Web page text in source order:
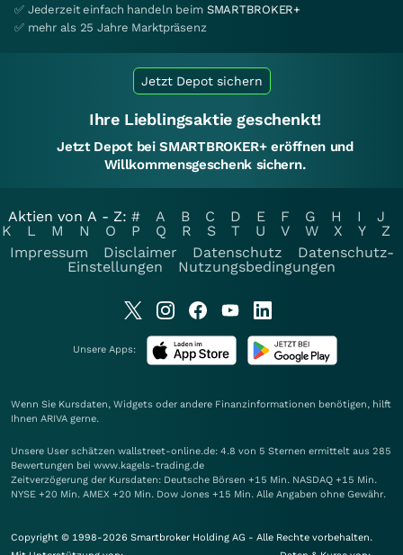
✅ Jederzeit einfach handeln beim SMARTBROKER+
✅ mehr als 25 Jahre Marktpräsenz
Jetzt Depot sichern
Ihre Lieblingsaktie geschenkt!
Jetzt Depot bei SMARTBROKER+ eröffnen und
Willkommensgeschenk sichern.
Aktien von A - Z: # A B C D E F G H I
J
K
L M N O P Q R S T U V W X Y
Z
Impressum
Disclaimer Datenschutz
Datenschutz-
Einstellungen
Nutzungsbedingungen
Unsere Apps:
Wenn Sie Kursdaten, Widgets oder andere Finanzinformationen benötigen, hilft
Ihnen ARIVA gerne.
Unsere User schätzen wallstreet-online.de: 4.8 von 5 Sternen ermittelt aus 285
Bewertungen bei www.kagels-trading.de
Zeitverzögerung der Kursdaten: Deutsche Börsen +15 Min. NASDAQ +15 Min.
NYSE +20 Min. AMEX +20 Min. Dow Jones +15 Min. Alle Angaben ohne Gewähr.
Copyright © 1998-2026 Smartbroker Holding AG - Alle Rechte vorbehalten.